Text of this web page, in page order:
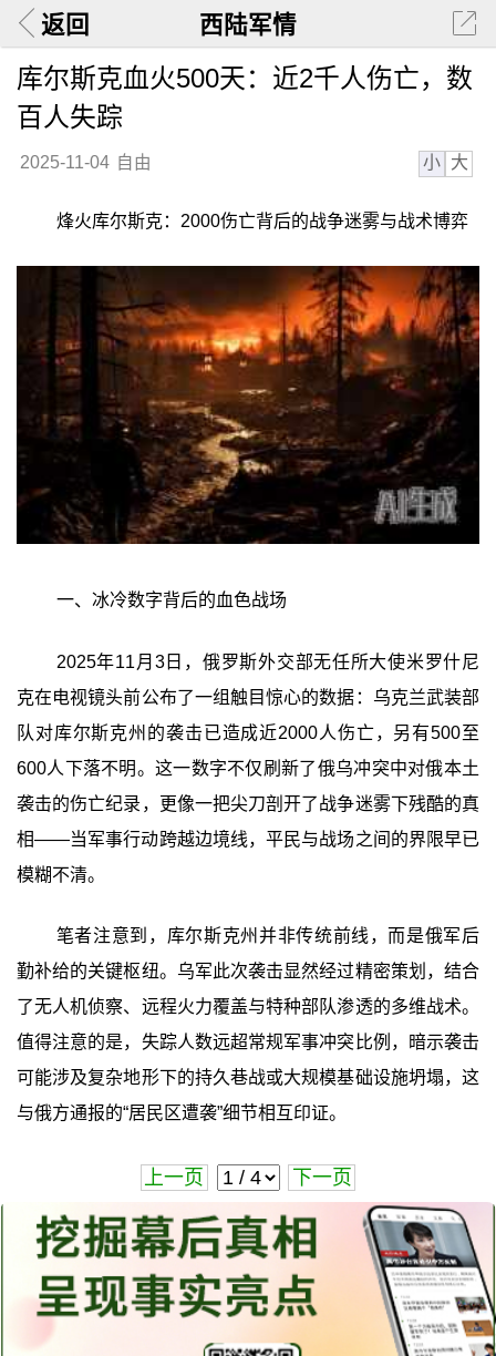
返回 西陆军情
库尔斯克血火500天：近2千人伤亡，数
百人失踪
2025-11-04 自由 小 大
烽火库尔斯克：2000伤亡背后的战争迷雾与战术博弈
一、冰冷数字背后的血色战场
2025年11月3日，俄罗斯外交部无任所大使米罗什尼
克在电视镜头前公布了一组触目惊心的数据：乌克兰武装部
队对库尔斯克州的袭击已造成近2000人伤亡，另有500至
600人下落不明。这一数字不仅刷新了俄乌冲突中对俄本土
袭击的伤亡纪录，更像一把尖刀剖开了战争迷雾下残酷的真
相——当军事行动跨越边境线，平民与战场之间的界限早已
模糊不清。
笔者注意到，库尔斯克州并非传统前线，而是俄军后
勤补给的关键枢纽。乌军此次袭击显然经过精密策划，结合
了无人机侦察、远程火力覆盖与特种部队渗透的多维战术。
值得注意的是，失踪人数远超常规军事冲突比例，暗示袭击
可能涉及复杂地形下的持久巷战或大规模基础设施坍塌，这
与俄方通报的“居民区遭袭”细节相互印证。
上一页 下一页